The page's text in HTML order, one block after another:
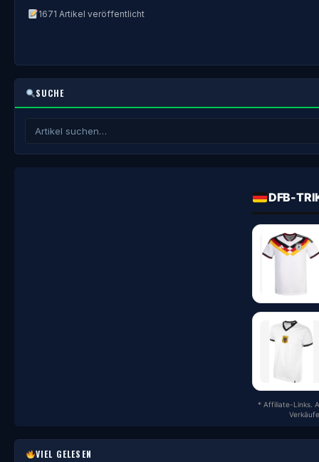
1671 Artikel veröffentlicht
SUCHE
DFB-
* Affiliate-Links.
VIEL GELESEN